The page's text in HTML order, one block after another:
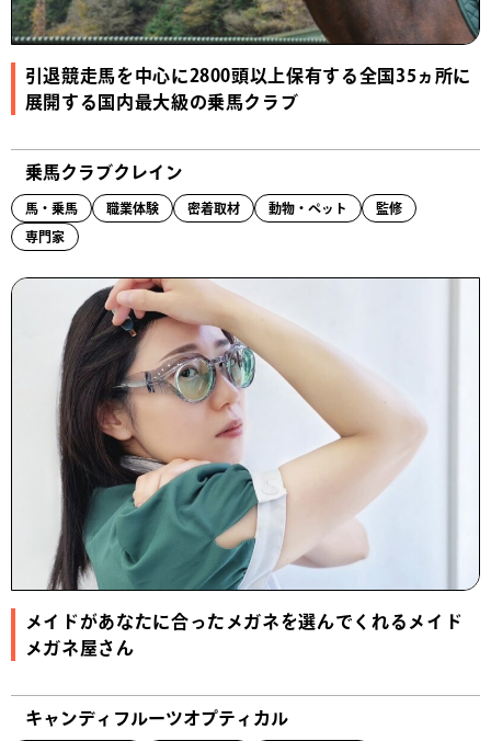
引退競走馬を中心に2800頭以上保有する全国35ヵ所に
展開する国内最大級の乗馬クラブ
乗馬クラブクレイン
馬・乗馬 職業体験 密着取材 動物・ペット 監修
専門家
メイドがあなたに合ったメガネを選んでくれるメイド
メガネ屋さん
キャンディフルーツオプティカル